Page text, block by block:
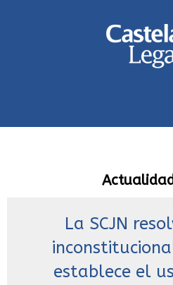
La SCJN
establece el